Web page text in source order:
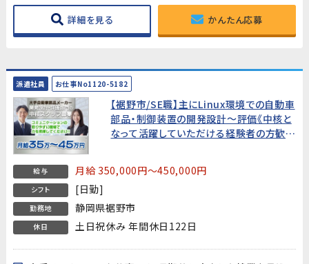
詳細を見る かんたん応募
派遣社員 お仕事No1120-5182
【裾野市/SE職】主にLinux環境での自動車
部品・制御装置の開発設計～評価《中核と
なって活躍していただける経験者の方歓
給与 月給 350,000円～450,000円
シフト [日勤]
勤務地 静岡県裾野市
休日 土日祝休み 年間休日122日